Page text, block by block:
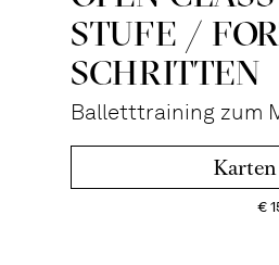
STUFE /
SCHRITTEN
Balletttraining zum
Karten
€